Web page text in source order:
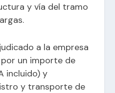
y vía del tramo
a la empresa
un importe de
incluido) y
y transporte de